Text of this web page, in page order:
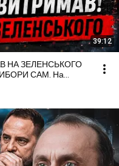
39:12
НА ЗЕЛЕНСЬКОГО
САМ. На